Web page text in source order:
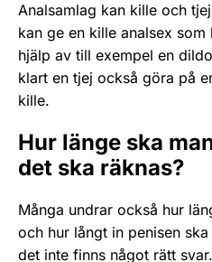
Analsamlag kan kille och
kan ge en kille analsex
hjälp av till exempel en
klart en tjej också göra på
kille.
Hur länge ska
det ska räknas?
Många undrar också hur
och hur långt in penisen
det inte finns något rätt